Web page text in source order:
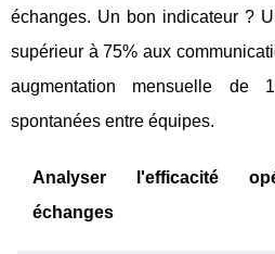
échanges. Un bon indicateur ?
supérieur à 75% aux
augmentation mensuelle de
spontanées entre équipes.
Analyser l'efficacité
échanges